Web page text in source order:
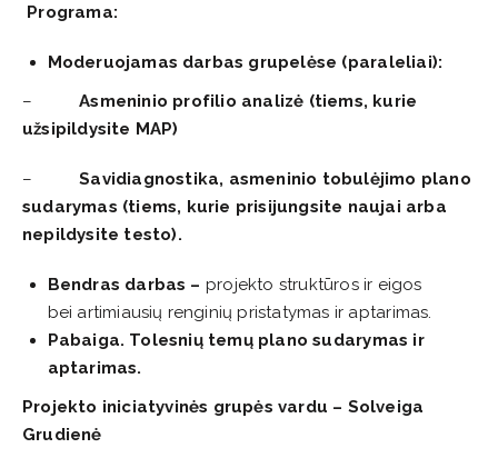
Programa:
Moderuojamas darbas grupelėse (paraleliai):
–Asmeninio profilio analizė (tiems, kurie
užsipildysite MAP)
–Savidiagnostika, asmeninio tobulėjimo plano
sudarymas (tiems, kurie prisijungsite naujai arba
nepildysite testo).
Bendras darbas – projekto struktūros ir eigos
bei artimiausių renginių pristatymas ir aptarimas.
Pabaiga. Tolesnių temų plano sudarymas ir
aptarimas.
Projekto iniciatyvinės grupės vardu – Solveiga
Grudienė